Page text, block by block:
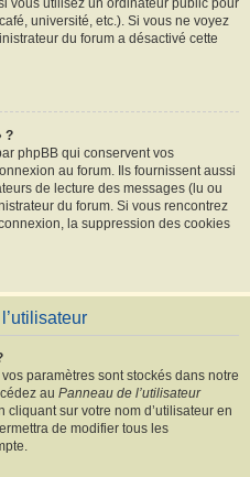
vous utilisez un ordinateur public pour
université, etc.). Si vous ne voyez
du forum a désactivé cette
?
phpBB qui conservent vos
au forum. Ils fournissent aussi
de lecture des messages (lu ou
du forum. Si vous rencontrez
la suppression des cookies
paramètres sont stockés dans notre
au Panneau de l’utilisateur
sur votre nom d’utilisateur en
de modifier tous les